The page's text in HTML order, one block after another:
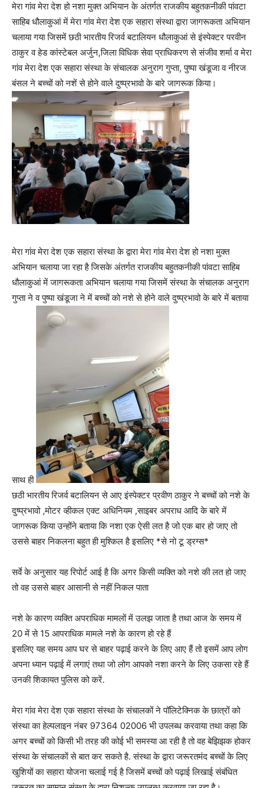
मेरा गांव मेरा देश हो नशा मुक्त अभियान के अंतर्गत राजकीय बहुतकनीकी पांवटा
साहिब धौलाकुआं में मेरा गांव मेरा देश एक सहारा संस्था द्वारा जागरूकता अभियान
चलाया गया जिसमें छठी भारतीय रिजर्व बटालियन धौलाकुआं से इंस्पेक्टर परवीन
ठाकुर व हेड कांस्टेबल अर्जुन,जिला विधिक सेवा प्राधिकरण से संजीव शर्मा व मेरा
गांव मेरा देश एक सहारा संस्था के संचालक अनुराग गुप्ता, पुष्पा खंडूजा व नीरज
बंसल ने बच्चों को नशें से होने वाले दुष्प्रभावो के बारे जागरूक किया।
मेरा गांव मेरा देश एक सहारा संस्था के द्वारा मेरा गांव मेरा देश हो नशा मुक्त
अभियान चलाया जा रहा है जिसके अंतर्गत राजकीय बहुतकनीकी पांवटा साहिब
धौलाकुआं में जागरूकता अभियान चलाया गया जिसमें संस्था के संचालक अनुराग
गुप्ता ने व पुष्पा खंडूजा ने में बच्चों को नशे से होने वाले दुष्प्रभावो के बारे में बताया
साथ ही
छठी भारतीय रिजर्व बटालियन से आए इंस्पेक्टर प्रवीण ठाकुर ने बच्चों को नशे के
दुष्प्रभावो ,मोटर व्हीकल एक्ट अधिनियम ,साइबर अपराध आदि के बारे में
जागरूक किया उन्होंने बताया कि नशा एक ऐसी लत है जो एक बार हो जाए तो
उससे बाहर निकलना बहुत ही मुश्किल है इसलिए *से नो टू ड्रग्स*
सर्वे के अनुसार यह रिपोर्ट आई है कि अगर किसी व्यक्ति को नशे की लत हो जाए
तो वह उससे बाहर आसानी से नहीं निकल पाता
नशे के कारण व्यक्ति अपराधिक मामलों में उलझ जाता है तथा आज के समय में
20 में से 15 आपराधिक मामले नशे के कारण हो रहे हैं
इसलिए यह समय आप घर से बाहर पढ़ाई करने के लिए आए हैं तो इसमें आप लोग
अपना ध्यान पढ़ाई में लगाएं तथा जो लोग आपको नशा करने के लिए उकसा रहे हैं
उनकी शिकायत पुलिस को करें.
मेरा गांव मेरा देश एक सहारा संस्था के संचालकों ने पॉलिटेक्निक के छात्रों को
संस्था का हेल्पलाइन नंबर 97364 02006 भी उपलब्ध करवाया तथा कहा कि
अगर बच्चों को किसी भी तरह की कोई भी समस्या आ रही है तो वह बेझिझक होकर
संस्था के संचालकों से बात कर सकते है. संस्था के द्वारा जरूरतमंद बच्चों के लिए
खुशियों का सहारा योजना चलाई गई है जिसमें बच्चों को पढ़ाई लिखाई संबंधित